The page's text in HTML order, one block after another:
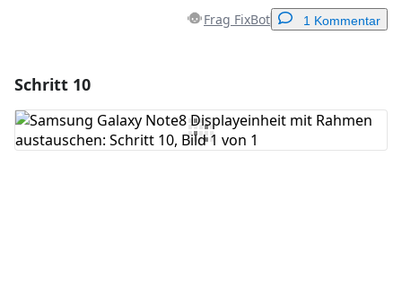
Frag FixBot 1 Kommentar
Kommentar hinzufügen
Schritt 10